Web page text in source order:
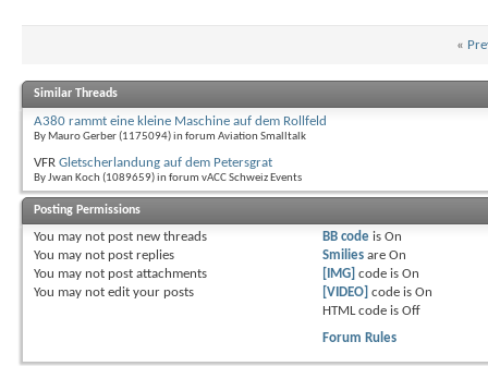
«
Similar Threads
A380 rammt eine kleine Maschine auf dem Rollfeld
By Mauro Gerber (1175094) in forum Aviation Smalltalk
VFR Gletscherlandung auf dem Petersgrat
By Jwan Koch (1089659) in forum vACC Schweiz Events
Posting Permissions
You may not post new threads
You may not post replies
You may not post attachments
You may not edit your posts
BB codeis On
Smiliesare On
[IMG] code is On
[VIDEO] code is On
HTML code is Off
Forum Rules